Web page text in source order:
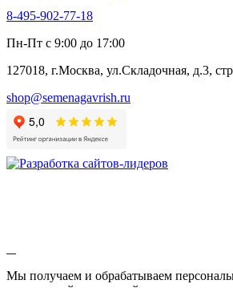
Алтей
Анис
Бессмертник
Валериана
Валерианелла
Гибискус лекарственный
Девясил
Душица
Змееголовник
Мыльнянка
8-495-902-77-18
Пн-Пт с 9:00 до 17:00
127018, г.Москва, ул.Складочная, д.3,
shop@semenagavrish.ru
Мы получаем и обрабатываем